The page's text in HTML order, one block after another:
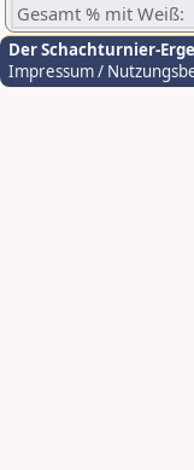
Gesamt % mit Weiß:
Der Schachturnier-
Impressum /